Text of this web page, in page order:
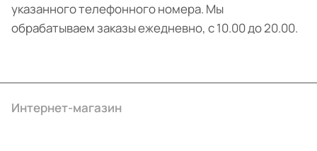
указанного телефонного номера. Мы
обрабатываем заказы ежедневно, с 10.00 до 20.00.
Интернет-магазин